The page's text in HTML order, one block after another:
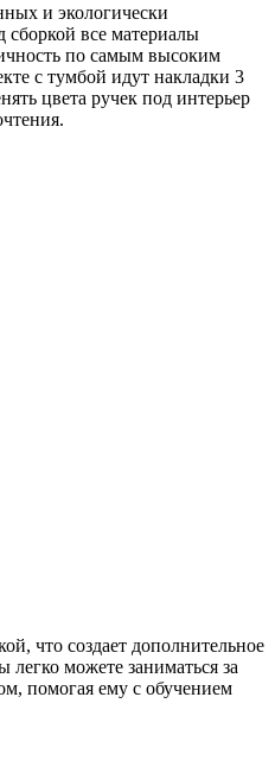
и экологически
сборкой все материалы
по самым высоким
с тумбой идут накладки 3
цвета ручек под интерьер
что создает дополнительное
можете заниматься за
помогая ему с обучением